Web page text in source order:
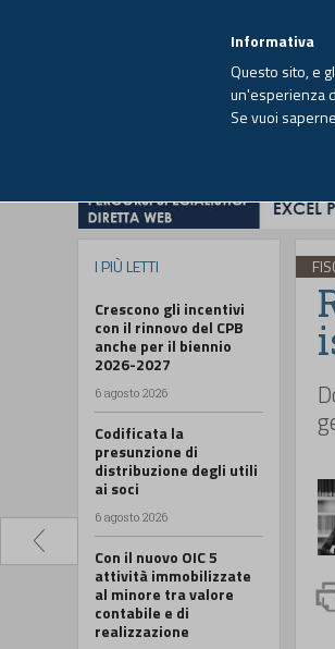
I PIÙ LETTI
Crescono gli incentivi
con il rinnovo del CPB
anche per il biennio
2026-2027
6 agosto 2026
Codificata la
presunzione di
distribuzione degli utili
ai soci
6 agosto 2026
Con il nuovo OIC 5
attività immobilizzate
al minore tra valore
contabile e di
realizzazione
Informativa
Questo sito, e
un'esperienza
Se vuoi